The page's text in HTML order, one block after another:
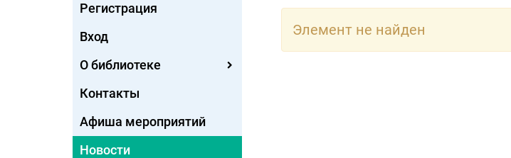
Регистрация
Вход
О библиотеке
Контакты
Афиша мероприятий
Новости
Элемент не найден